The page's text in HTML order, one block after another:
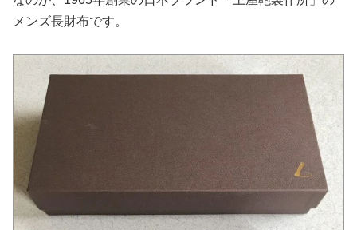
メンズ長財布です。